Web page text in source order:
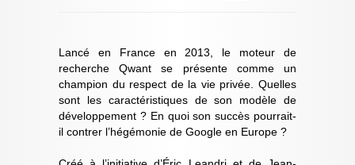
Lancé en France en 2013, le moteur de
recherche Qwant se présente comme un
champion du respect de la vie privée. Quelles
sont les caractéristiques de son modèle de
développement ? En quoi son succès pourrait-
il contrer l’hégémonie de Google en Europe ?